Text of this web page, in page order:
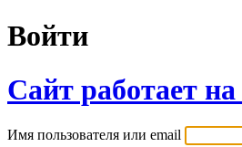
Войти
Сайт работает
Имя пользователя или email